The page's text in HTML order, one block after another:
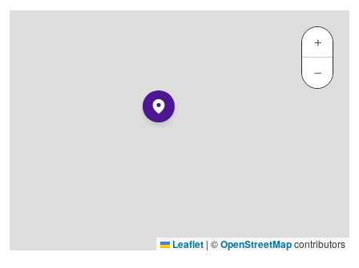
+
−
Leaflet | ©OpenStreetMapcontributors